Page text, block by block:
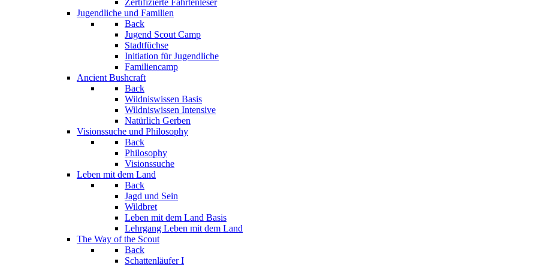
Jugendliche und Familien
Back
Jugend Scout Camp
Stadtfüchse
Initiation für Jugendliche
Familiencamp
Ancient Bushcraft
Back
Wildniswissen Basis
Wildniswissen Intensive
Natürlich Gerben
Visionssuche und Philosophy
Back
Philosophy
Visionssuche
Leben mit dem Land
Back
Jagd und Sein
Wildbret
Leben mit dem Land Basis
Lehrgang Leben mit dem Land
The Way of the Scout
Back
Schattenläufer I